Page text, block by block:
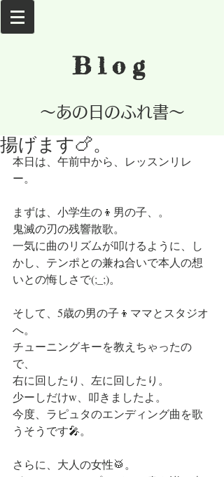
Blog
​～あの日のふれ書～
揚げます🍗。
本日は、午前中から、レッスンリレ
ー。
まずは、小学生の👦男の子、。
鬼滅の刃の残響散歌。
一気に曲のリズムが叩けるように、し
かし、テンポとの兼ね合いで本人の想
いとの悔しさで(;_;)。
そして、5歳の男の子👦ママとスタジオ
へ。
チューニングキーを教えちゃったの
で、
右に回したり、左に回したり。
少ーしだけw、叩きましたよ。
今度、ラピュタのエンディング曲を歌
うそうです🎤。
さらに、大人の女性🥁。